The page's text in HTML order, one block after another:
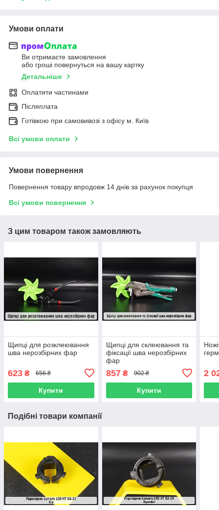
Умови оплати
Ви отримаєте замовлення
або гроші повернуться на вашу картку
Детальніше
Оплатити частинами
Післяплата
Готівкою при самовивозі з офісу м. Київ
Всі умови оплати
Умови повернення
Повернення товару впродовж 14 днів за рахунок покупця
Всі умови повернення
З цим товаром також замовляють
Щипці для розклеювання
шва нерозбірних фар
623 ₴ 656 ₴
Купити
Щипці для склеювання та
фіксації шва нерозбірних
фар
857₴ 902 ₴
Купити
2
Подібні товари компанії